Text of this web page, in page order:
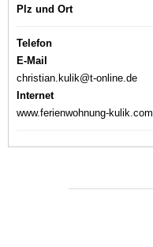
Plz und Ort
Telefon
E-Mail
christian.kulik@t-online.de
Internet
www.ferienwohnung-kulik.com